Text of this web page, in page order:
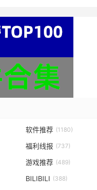
软件推荐 (1180)
福利线报 (737)
游戏推荐 (489)
BILIBILI (388)